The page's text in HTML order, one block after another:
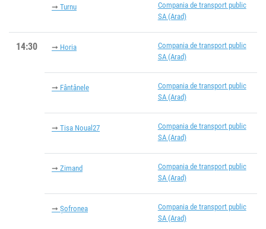
Compania de transport public
SA (Arad)
Turnu
14:30
Compania de transport public
SA (Arad)
Horia
Compania de transport public
SA (Arad)
Fântânele
Compania de transport public
SA (Arad)
Tisa Noual27
Compania de transport public
SA (Arad)
Zimand
Compania de transport public
SA (Arad)
Șofronea